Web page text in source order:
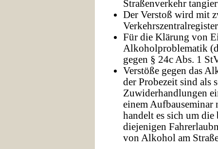
Straßenverkehr
Der Verstoß wird mit
Für die Klärung von
Alkoholproblematik
gegen § 24c Abs. 1
Verstöße gegen das
der Probezeit sind als
Zuwiderhandlungen
einem Aufbauseminar
handelt es sich um
diejenigen
von Alkohol am